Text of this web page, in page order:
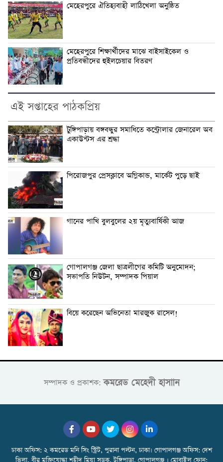
মেহেরপুরে ঐতিহ্যবাহী লাঠিখেলা অনুষ্ঠিত
মেহেরপুরে শিক্ষার্থীদের মাঝে বাইসাইকেল ও
প্রতিবন্ধীদের হুইলচেয়ার বিতরণ
এই সপ্তাহের পাঠকপ্রিয়
টুঙ্গিপাড়ায় বঙ্গবন্ধুর সমাধিতে কন্ট্রোলার জেনারেল অব
একাউন্টস এর শ্রদ্ধা
পিরোজপুর প্রেসক্লাবে অগ্নিকান্ড, মার্কেট পুড়ে ছাই
গানের পাখি বুলবুলের ২য় মৃত্যুবার্ষিকী আজ
গোপালগঞ্জ জেলা ছাত্রলীগের কমিটি অনুমোদন;
সভাপতি নিউটন, সম্পাদক পিয়াল
বিয়ে করেছেন অভিনেতা মারজুক রাসেল!
সম্পাদক ও প্রকাশক:কমরেড মেহেদী হাসাান
ঢাকা অফিস: ২ কমরেড মনি সিং স্ট্রিট, পুরানা পল্টন, ঢাকা। গোপালগঞ্জ অফিস: দেশ